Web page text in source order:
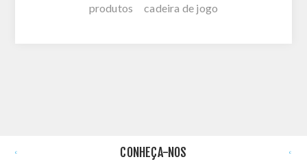
produtos cadeira de jogo
CONHEÇA-NOS